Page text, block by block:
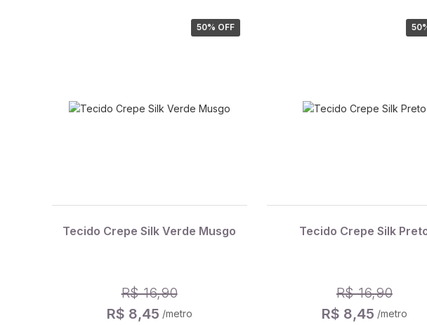
50% OFF
Tecido Crepe Silk Verde Musgo
R$ 16,90
R$ 8,45 /metro
50
Tecido Crepe Silk
R$ 16,90
R$ 8,45 /metro